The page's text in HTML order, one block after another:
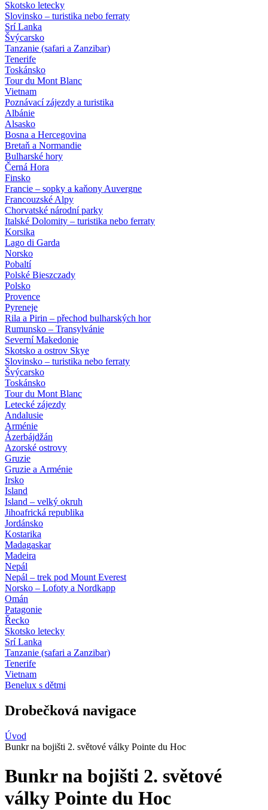
Skotsko letecky
Slovinsko – turistika nebo ferraty
Srí Lanka
Švýcarsko
Tanzanie (safari a Zanzibar)
Tenerife
Toskánsko
Tour du Mont Blanc
Vietnam
Poznávací zájezdy a turistika
Albánie
Alsasko
Bosna a Hercegovina
Bretaň a Normandie
Bulharské hory
Černá Hora
Finsko
Francie – sopky a kaňony Auvergne
Francouzské Alpy
Chorvatské národní parky
Italské Dolomity – turistika nebo ferraty
Korsika
Lago di Garda
Norsko
Pobaltí
Polské Bieszczady
Polsko
Provence
Pyreneje
Rila a Pirin – přechod bulharských hor
Rumunsko – Transylvánie
Severní Makedonie
Skotsko a ostrov Skye
Slovinsko – turistika nebo ferraty
Švýcarsko
Toskánsko
Tour du Mont Blanc
Letecké zájezdy
Andalusie
Arménie
Ázerbájdžán
Azorské ostrovy
Gruzie
Gruzie a Arménie
Irsko
Island
Island – velký okruh
Jihoafrická republika
Jordánsko
Kostarika
Madagaskar
Madeira
Nepál
Nepál – trek pod Mount Everest
Norsko – Lofoty a Nordkapp
Omán
Patagonie
Řecko
Skotsko letecky
Srí Lanka
Tanzanie (safari a Zanzibar)
Tenerife
Vietnam
Benelux s dětmi
Drobečková navigace
Úvod
Bunkr na bojišti 2. světové války Pointe du Hoc
Bunkr na bojišti 2. světové
války Pointe du Hoc